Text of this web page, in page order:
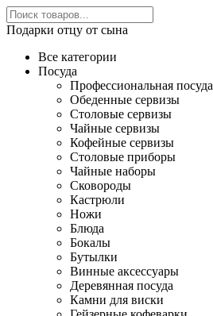
Подарки отцу от сына
Все категории
Посуда
Профессиональная посуда
Обеденные сервизы
Столовые сервизы
Чайные сервизы
Кофейные сервизы
Столовые приборы
Чайные наборы
Сковороды
Кастрюли
Ножи
Блюда
Бокалы
Бутылки
Винные аксессуары
Деревянная посуда
Камни для виски